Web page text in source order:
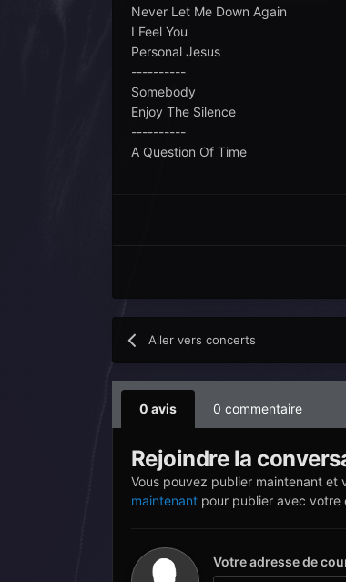
Never Let Me Down Again
I Feel You
Personal Jesus
----------
Somebody
Enjoy The Silence
----------
A Question Of Time
Aller vers concerts
0 avis 0 commentaire
Rejoindre la
Vous pouvez publier maintenant et
maintenantpour publier avec votre
Votre adresse de